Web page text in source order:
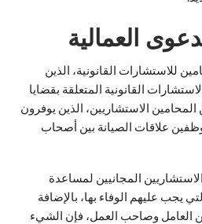
العمالية
للاستشارات القانونية، الذين
القانونية المتعلقة بقضايا
المحامين الاستشاريين، الذين يوفرون
علاقات الصيانة بين أصحاب
المجانيين لمساعدة
يجب عليهم الوفاء بها، بالإضافة
العامل وصاحب العمل، فإن الشيء